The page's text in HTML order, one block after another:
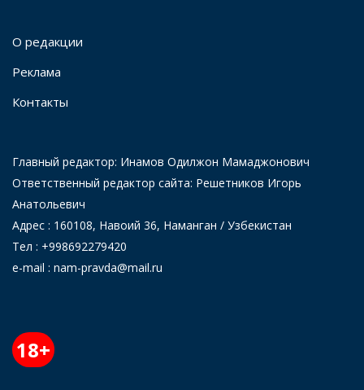
О редакции
Реклама
Контакты
Главный редактор: Инамов Одилжон Мамаджонович
Ответственный редактор сайта: Решетников Игорь
Анатольевич
Адрес : 160108, Навоий 36, Наманган / Узбекистан
Тел : +998692279420
e-mail : nam-pravda@mail.ru
18+